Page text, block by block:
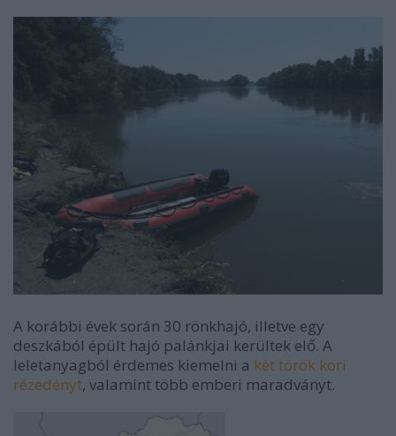
A korábbi évek során 30 rönkhajó, illetve egy
deszkából épült hajó palánkjai kerültek elő. A
leletanyagból érdemes kiemelni a két török kori
rézedényt, valamint több emberi maradványt.